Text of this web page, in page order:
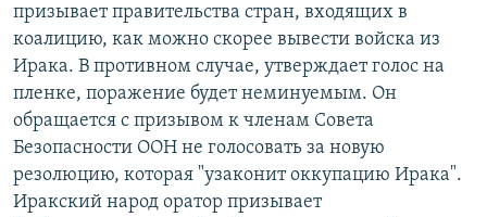
призывает правительства стран, входящих в
коалицию, как можно скорее вывести войска из
Ирака. В противном случае, утверждает голос на
пленке, поражение будет неминуемым. Он
обращается с призывом к членам Совета
Безопасности ООН не голосовать за новую
резолюцию, которая "узаконит оккупацию Ирака".
Иракский народ оратор призывает